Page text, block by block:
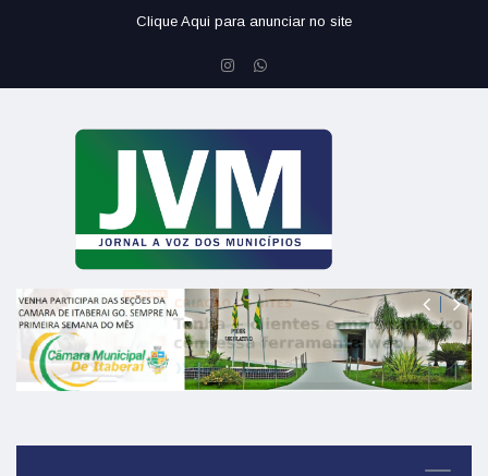
Clique Aqui para anunciar no site